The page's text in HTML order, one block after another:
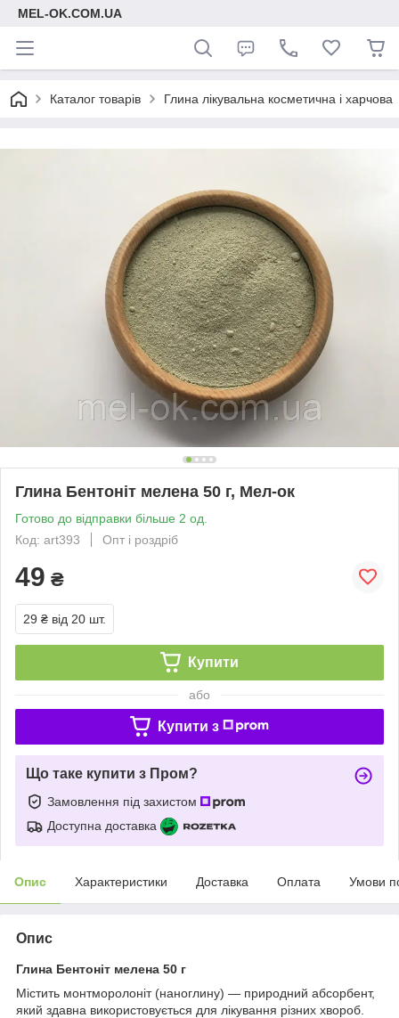
MEL-OK.COM.UA
Каталог товарів Глина лікувальна косметична і харчова
Глина Бентоніт мелена 50 г, Мел-ок
Готово до відправки більше 2 од.
Код: art393
Опт і роздріб
49 ₴
29 ₴ від 20 шт.
Купити
або
Купити з
Що таке купити з Пром?
Замовлення під захистом
Доступна доставка
Опис Характеристики Доставка Оплата Умови
Опис
Глина Бентоніт мелена 50 г
Містить монтморолоніт (наноглину) — природний абсорбент,
який здавна використовується для лікування різних хвороб.